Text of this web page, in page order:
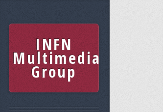
INFN
Multimedia
Group